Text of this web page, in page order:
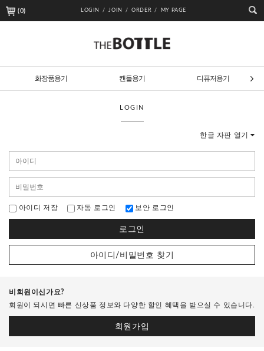
(0) LOGIN / JOIN / ORDER / MY PAGE
화장품용기 캔들용기 디퓨저용기
LOGIN
한글 자판 열기
아이디 저장 자동 로그인 보안 로그인
로그인
아이디/비밀번호 찾기
비회원이신가요?
회원이 되시면 빠른 신상품 정보와 다양한 할인 혜택을 받으실 수 있습니다.
회원가입